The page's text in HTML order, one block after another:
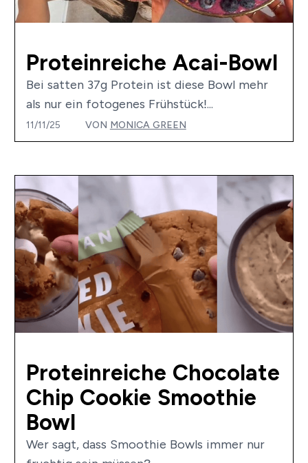
Proteinreiche Acai-Bowl
Bei satten 37g Protein ist diese Bowl mehr
als nur ein fotogenes Frühstück!...
11/11/25 VON MONICA GREEN
Proteinreiche Chocolate
Chip Cookie Smoothie
Bowl
Wer sagt, dass Smoothie Bowls immer nur